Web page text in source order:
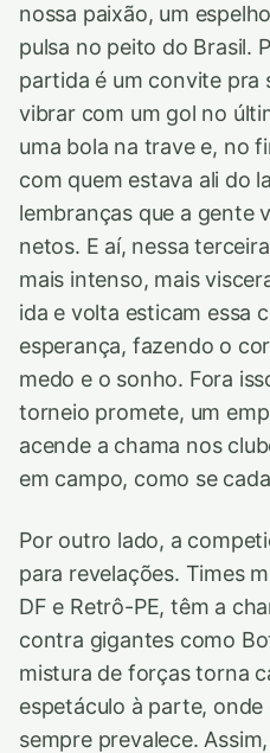
nossa paixão, um
pulsa no peito do Brasil.
partida é um convite pra
vibrar com um gol no
uma bola na trave e, no
com quem estava ali do
lembranças que a gente
netos. E aí, nessa
mais intenso, mais
ida e volta esticam essa
esperança, fazendo o
medo e o sonho. Fora
torneio promete, um
acende a chama nos
em campo, como se
Por outro lado, a
para revelações. Times
DF e Retrô-PE, têm a
contra gigantes como
mistura de forças torna
espetáculo à parte,
sempre prevalece.